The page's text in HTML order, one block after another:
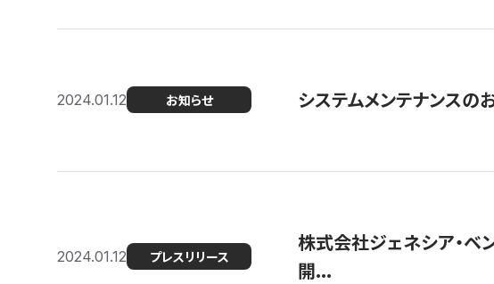
2024.01.12 お知らせ システムメンテナンスの
2024.01.12 プレスリリース
株式会社ジェネシア・ベ
開...